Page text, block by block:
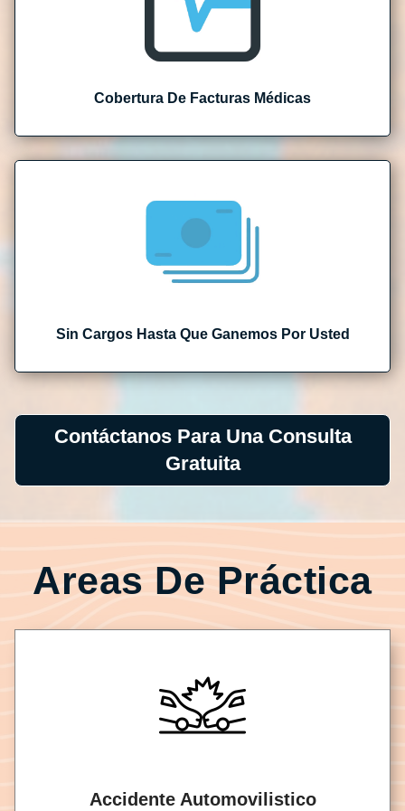
Cobertura De Facturas Médicas
Sin Cargos Hasta Que Ganemos Por Usted
Contáctanos Para Una Consulta
Gratuita
Areas De Práctica
Accidente Automovilistico